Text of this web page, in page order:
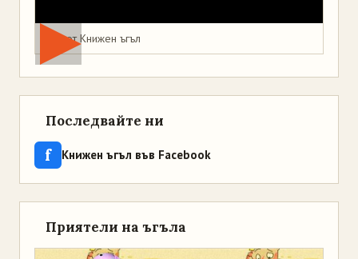
Мая от Книжен ъгъл
Последвайте ни
f Книжен ъгъл във Facebook
Приятели на ъгъла